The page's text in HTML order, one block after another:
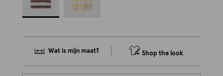
Wat is mijn maat? Shop the look